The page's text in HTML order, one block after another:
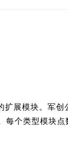
展模块。军
个类型模块